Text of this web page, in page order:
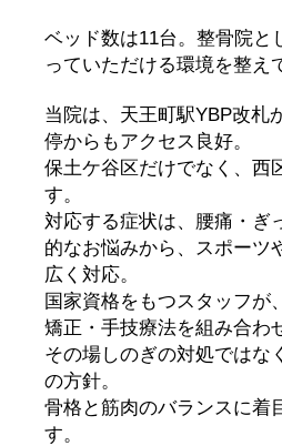
ベッド数は11台。整骨院と
っていただける環境を整え
当院は、天王町駅YBP改札
停からもアクセス良好。
保土ケ谷区だけでなく、西
す。
対応する症状は、腰痛・ぎ
的なお悩みから、スポーツ
広く対応。
国家資格をもつスタッフが
矯正・手技療法を組み合わ
その場しのぎの対処ではな
の方針。
骨格と筋肉のバランスに着
す。